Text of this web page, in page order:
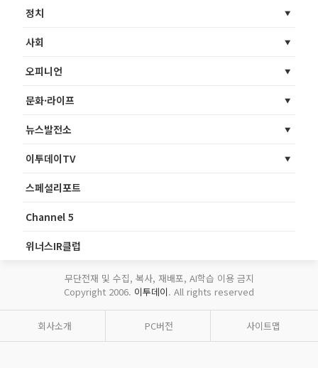
정치
사회
오피니언
문화·라이프
뉴스발전소
이투데이TV
스페셜리포트
Channel 5
위너스IR클럽
무단전재 및 수집, 복사, 재배포, AI학습 이용 금지
Copyright 2006. 이투데이. All rights reserved
회사소개 PC버전 사이트맵